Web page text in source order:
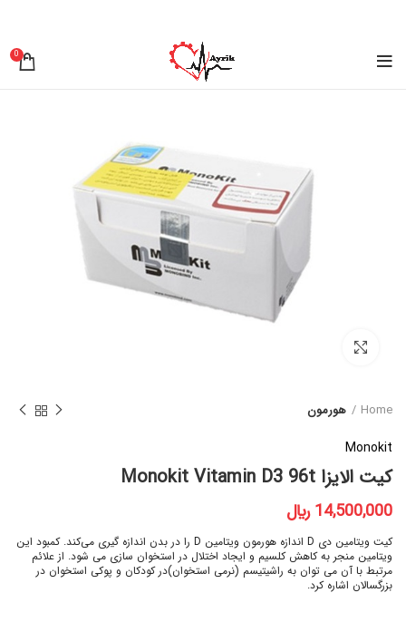
0
Home هورمون
Monokit
کیت الایزا Monokit Vitamin D3 96t
﷼
کیت ویتامین دی D اندازه هورمون ویتامین D را در بدن اندازه گیری می‌کند. کمبود این
ویتامین منجر به کاهش کلسیم و ایجاد اختلال در استخوان سازی می شود. از علائم
مرتبط با آن می توان به راشیتیسم (نرمی استخوان)در کودکان و پوکی استخوان در
بزرگسالان اشاره کرد.